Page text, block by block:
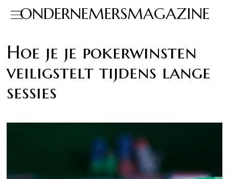
ONDERNEMERSMAGAZINE
Hoe je je pokerwinsten
veiligstelt tijdens lange
sessies